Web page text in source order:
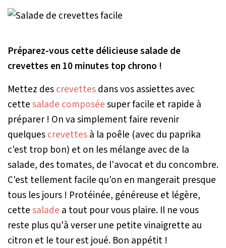
Préparez-vous cette délicieuse salade de
crevettes en 10 minutes top chrono !
Mettez descrevettesdans vos assiettes avec
cettesalade composéesuper facile et rapide à
préparer ! On va simplement faire revenir
quelquescrevettesà la poêle (avec du paprika
c'est trop bon) et on les mélange avec de la
salade, des tomates, de l'avocat et du concombre.
C'est tellement facile qu'on en mangerait presque
tous les jours ! Protéinée, généreuse et légère,
cettesalade a tout pour vous plaire. Il ne vous
reste plus qu'à verser une petite vinaigrette au
citron et le tour est joué. Bon appétit !